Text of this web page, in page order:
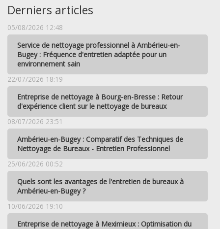
Derniers articles
05/08/2026 12:48
Service de nettoyage professionnel à Ambérieu-en-
Bugey : Fréquence d'entretien adaptée pour un
environnement sain
22/07/2026 18:19
Entreprise de nettoyage à Bourg-en-Bresse : Retour
d'expérience client sur le nettoyage de bureaux
08/07/2026 23:51
Ambérieu-en-Bugey : Comparatif des Techniques de
Nettoyage de Bureaux - Entretien Professionnel
25/06/2026 00:52
Quels sont les avantages de l'entretien de bureaux à
Ambérieu-en-Bugey ?
10/06/2026 19:10
Entreprise de nettoyage à Meximieux : Optimisation du